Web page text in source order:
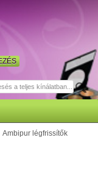
Ambipur légfrissítők